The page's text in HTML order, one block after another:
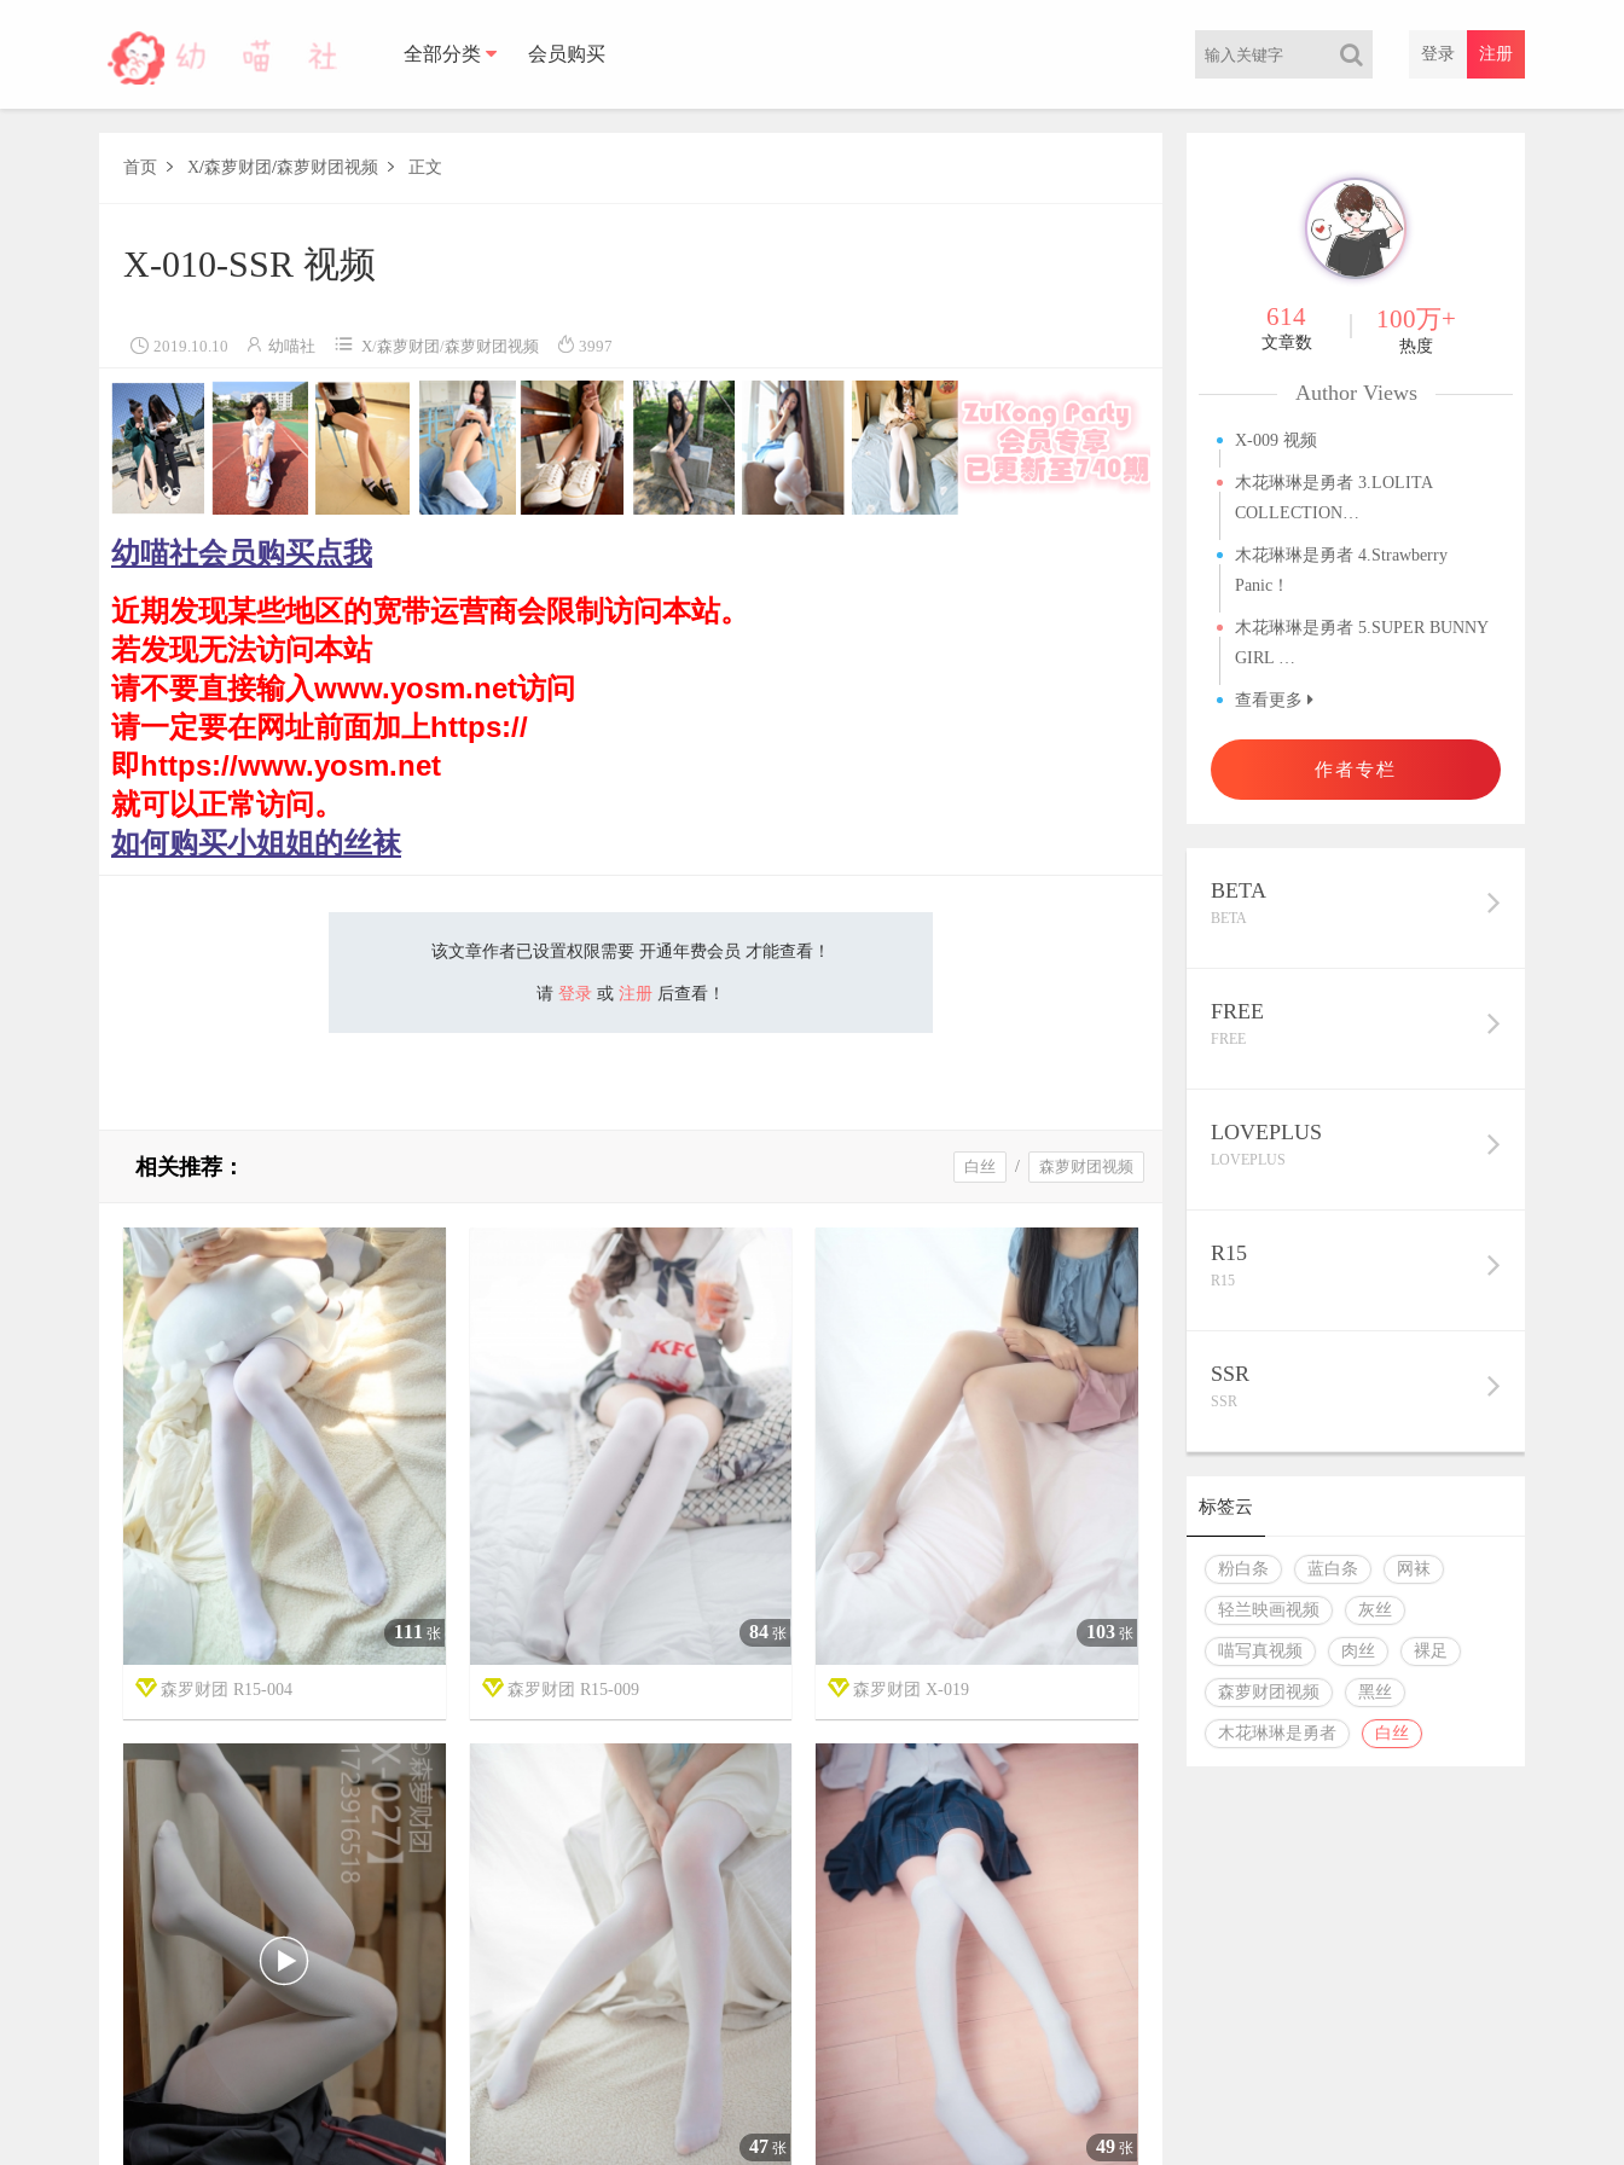
全部分类 会员购买 注册
登录
木花琳琳是勇者
首页  X/森萝财团 /森萝财团视频  正文
X-010-SSR 视频
 2019.10.10  幼喵社  X/森萝财团/森萝财团视频  3997
幼喵社会员购买点我
近期发现某些地区的宽带运营商会限制访问本站。
若发现无法访问本站
请不要直接输入www.yosm.net访问
请一定要在网址前面加上https://
即https://www.yosm.net
就可以正常访问。
如何购买小姐姐的丝袜
该文章作者已设置权限需要 开通年费会员 才能查看！
请 登录 或 注册 后查看！
相关推荐： 森萝财团视频
/
白丝
111 张
森罗财团 R15-004
84 张
森罗财团 R15-009
103 张
森罗财团 X-019

47 张 49 张
614
文章数
100万+
热度
Author Views
X-009 视频
木花琳琳是勇者 3.LOLITA
COLLECTION…
木花琳琳是勇者 4.Strawberry
Panic！
木花琳琳是勇者 5.SUPER BUNNY
GIRL …
查看更多
作者专栏
BETA
BETA
FREE
FREE
LOVEPLUS
LOVEPLUS
R15
R15
SSR
SSR
标签云
粉白条 蓝白条 网袜
轻兰映画视频 灰丝
喵写真视频 肉丝 裸足
森萝财团视频 黑丝
木花琳琳是勇者 白丝